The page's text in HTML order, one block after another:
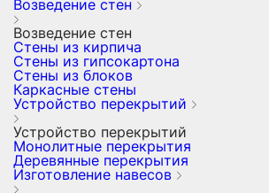
Возведение стен
Возведение стен
Стены из кирпича
Стены из гипсокартона
Стены из блоков
Каркасные стены
Устройство перекрытий
Устройство перекрытий
Монолитные перекрытия
Деревянные перекрытия
Изготовление навесов